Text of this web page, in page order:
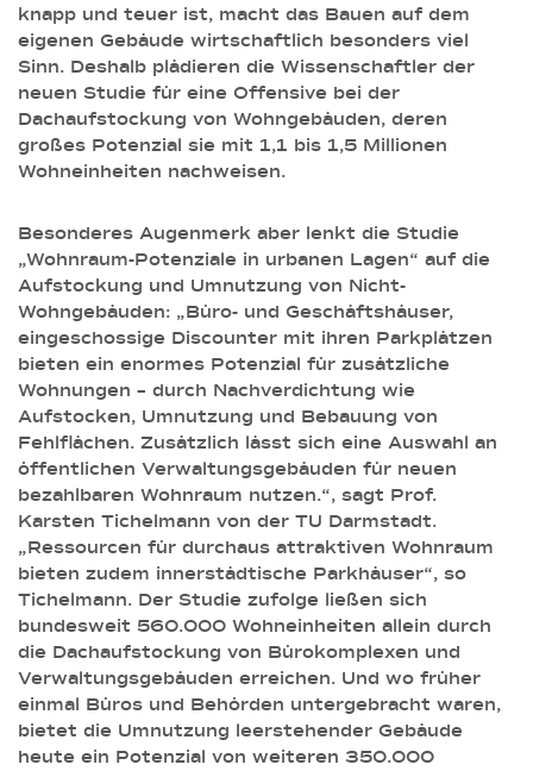
knapp und teuer ist, macht das Bauen auf dem
eigenen Gebäude wirtschaftlich besonders viel
Sinn. Deshalb plädieren die Wissenschaftler der
neuen Studie für eine Offensive bei der
Dachaufstockung von Wohngebäuden, deren
großes Potenzial sie mit 1,1 bis 1,5 Millionen
Wohneinheiten nachweisen.
Besonderes Augenmerk aber lenkt die Studie
„Wohnraum-Potenziale in urbanen Lagen“ auf die
Aufstockung und Umnutzung von Nicht-
Wohngebäuden: „Büro- und Geschäftshäuser,
eingeschossige Discounter mit ihren Parkplätzen
bieten ein enormes Potenzial für zusätzliche
Wohnungen – durch Nachverdichtung wie
Aufstocken, Umnutzung und Bebauung von
Fehlflächen. Zusätzlich lässt sich eine Auswahl an
öffentlichen Verwaltungsgebäuden für neuen
bezahlbaren Wohnraum nutzen.“, sagt Prof.
Karsten Tichelmann von der TU Darmstadt.
„Ressourcen für durchaus attraktiven Wohnraum
bieten zudem innerstädtische Parkhäuser“, so
Tichelmann. Der Studie zufolge ließen sich
bundesweit 560.000 Wohneinheiten allein durch
die Dachaufstockung von Bürokomplexen und
Verwaltungsgebäuden erreichen. Und wo früher
einmal Büros und Behörden untergebracht waren,
bietet die Umnutzung leerstehender Gebäude
heute ein Potenzial von weiteren 350.000